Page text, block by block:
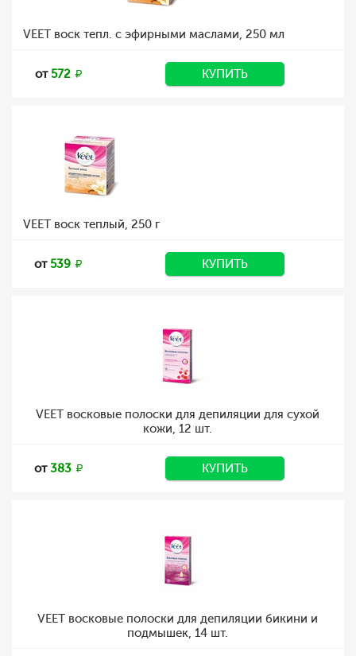
VEET воск тепл. с эфирными маслами, 250 мл
от572 КУПИТЬ
VEET воск теплый, 250 г
от539 КУПИТЬ
VEET восковые полоски для депиляции для сухой
кожи, 12 шт.
от383 КУПИТЬ
VEET восковые полоски для депиляции бикини и
подмышек, 14 шт.